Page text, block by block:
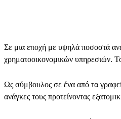
Σε μια εποχή με υψηλά ποσοστά
χρηματοοικονομικών υπηρεσιών.
Ως σύμβουλος σε ένα από τα
ανάγκες τους προτείνοντας